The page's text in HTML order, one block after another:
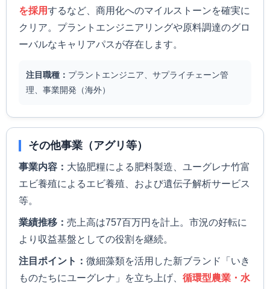
を採用するなど、商用化へのマイルストーンを確実に
クリア。プラントエンジニアリングや原料調達のグロ
ーバルなキャリアパスが存在します。
注目職種： プラントエンジニア、サプライチェーン管
理、事業開発（海外）
その他事業（アグリ等）
事業内容： 大協肥糧による肥料製造、ユーグレナ竹富
エビ養殖によるエビ養殖、および遺伝子解析サービス
等。
業績推移： 売上高は757百万円を計上。市況の好転に
より収益基盤としての役割を継続。
注目ポイント： 微細藻類を活用した新ブランド「いき
ものたちにユーグレナ」を立ち上げ、 循環型農業・水